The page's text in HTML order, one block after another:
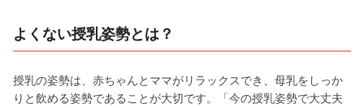
よくない授乳姿勢とは？
授乳の姿勢は、赤ちゃんとママがリラックスでき、母乳をしっか
りと飲める姿勢であることが大切です。「今の授乳姿勢で大丈夫